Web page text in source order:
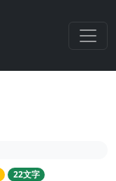
22文字